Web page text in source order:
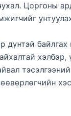
Цоргоны
байлгах